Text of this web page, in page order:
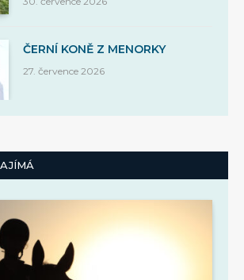
ČERNÍ KONĚ Z MENORKY
27. července 2026